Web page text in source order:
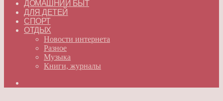
ДОМАШНИЙ БЫТ
ДЛЯ ДЕТЕЙ
СПОРТ
ОТДЫХ
Новости интернета
Разное
Музыка
Книги, журналы